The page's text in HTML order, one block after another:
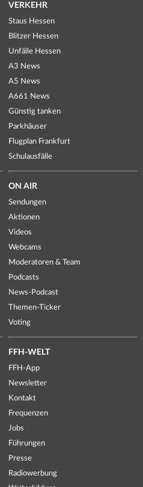
VERKEHR
Staus Hessen
Blitzer Hessen
Unfälle Hessen
A3 News
A5 News
A661 News
Günstig tanken
Parkhäuser
Flugplan Frankfurt
Schulausfälle
ON AIR
Sendungen
Aktionen
Videos
Webcams
Moderatoren & Team
Podcasts
News-Podcast
Themen-Ticker
Voting
FFH-WELT
FFH-App
Newsletter
Kontakt
Frequenzen
Jobs
Führungen
Presse
Radiowerbung